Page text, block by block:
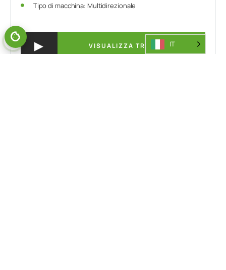
Tipo di macchina: Multidirezionale
VISUALIZZA TRUCCO IT